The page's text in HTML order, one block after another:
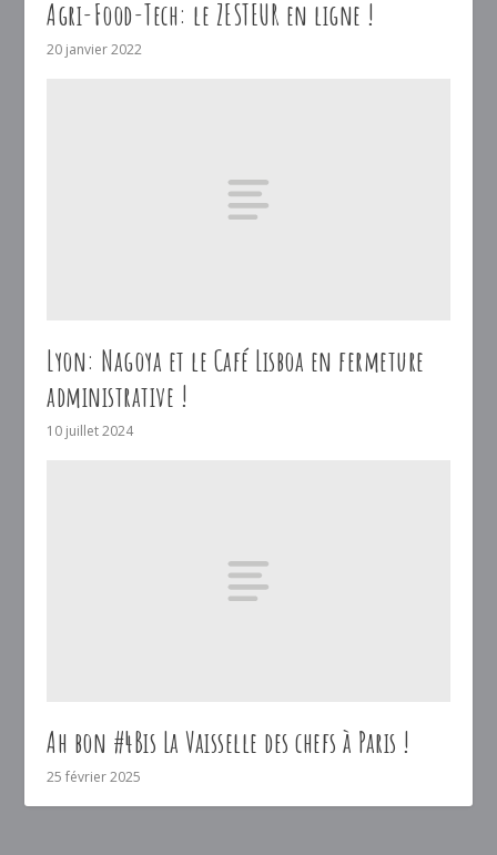
Agri-Food-Tech: le ZESTEUR en ligne !
20 janvier 2022
Lyon: Nagoya et le Café Lisboa en fermeture
administrative !
10 juillet 2024
Ah bon #4Bis La Vaisselle des chefs à Paris !
25 février 2025